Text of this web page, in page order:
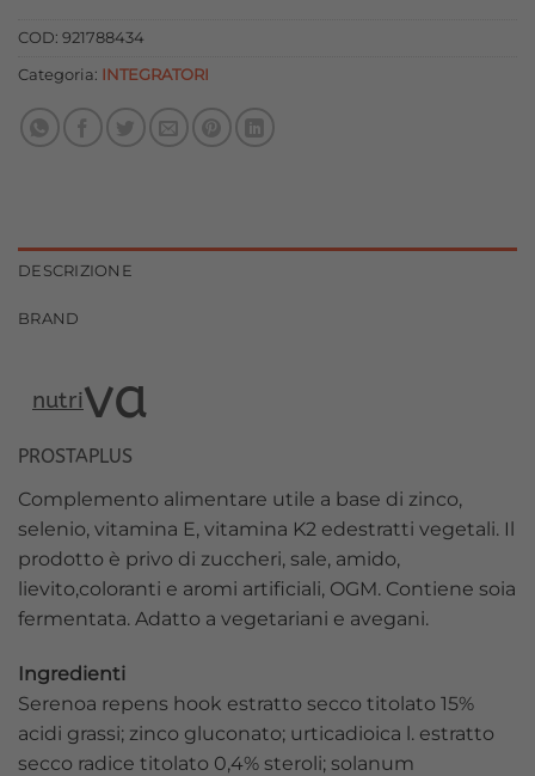
era:
37,00 €.
COD: 921788434
Categoria: INTEGRATORI
DESCRIZIONE
BRAND
nutriva
PROSTAPLUS
Complemento alimentare utile a base di zinco,
selenio, vitamina E, vitamina K2 edestratti vegetali. Il
prodotto è privo di zuccheri, sale, amido,
lievito,coloranti e aromi artificiali, OGM. Contiene soia
fermentata. Adatto a vegetariani e avegani.
Ingredienti
Serenoa repens hook estratto secco titolato 15%
acidi grassi; zinco gluconato; urticadioica l. estratto
secco radice titolato 0,4% steroli; solanum